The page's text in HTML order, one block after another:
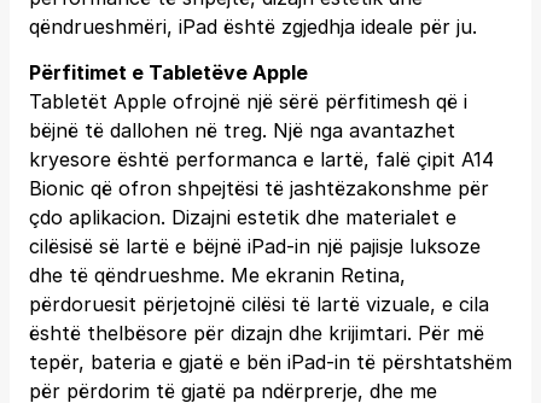
qëndrueshmëri, iPad është zgjedhja ideale për ju.
Përfitimet e Tabletëve Apple
Tabletët Apple ofrojnë një sërë përfitimesh që i
bëjnë të dallohen në treg. Një nga avantazhet
kryesore është performanca e lartë, falë çipit A14
Bionic që ofron shpejtësi të jashtëzakonshme për
çdo aplikacion. Dizajni estetik dhe materialet e
cilësisë së lartë e bëjnë iPad-in një pajisje luksoze
dhe të qëndrueshme. Me ekranin Retina,
përdoruesit përjetojnë cilësi të lartë vizuale, e cila
është thelbësore për dizajn dhe krijimtari. Për më
tepër, bateria e gjatë e bën iPad-in të përshtatshëm
për përdorim të gjatë pa ndërprerje, dhe me